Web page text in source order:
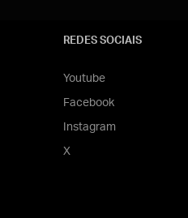
REDES SOCIAIS
Youtube
Facebook
Instagram
X